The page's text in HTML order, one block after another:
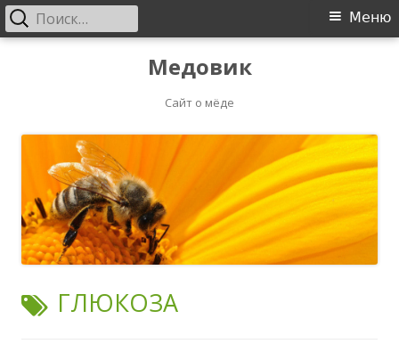
Медовик
Сайт о мёде
Основное
Меню
Найти:
МЕТКА:
ГЛЮКОЗА